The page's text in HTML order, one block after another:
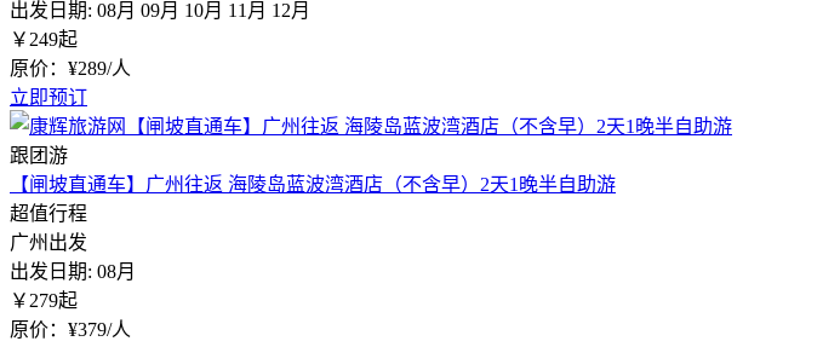
出发日期: 08月 09月 10月 11月 12月
￥ 249起
原价：¥289/人
立即预订
跟团游
【闸坡直通车】广州往返 海陵岛蓝波湾酒店（不含早）2天1晚半自助游
超值行程
广州出发
出发日期: 08月
￥ 279起
原价：¥379/人